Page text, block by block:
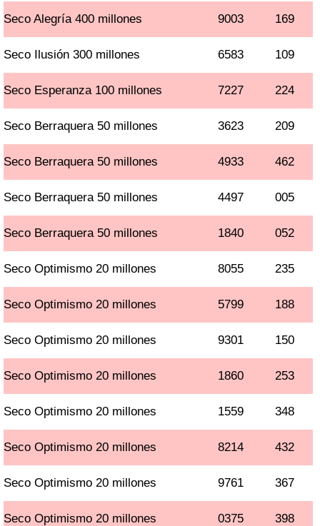
Seco Alegría 400 millones 9003 169
Seco Ilusión 300 millones 6583 109
Seco Esperanza 100 millones 7227 224
Seco Berraquera 50 millones 3623 209
Seco Berraquera 50 millones 4933 462
Seco Berraquera 50 millones 4497 005
Seco Berraquera 50 millones 1840 052
Seco Optimismo 20 millones 8055 235
Seco Optimismo 20 millones 5799 188
Seco Optimismo 20 millones 9301 150
Seco Optimismo 20 millones 1860 253
Seco Optimismo 20 millones 1559 348
Seco Optimismo 20 millones 8214 432
Seco Optimismo 20 millones 9761 367
Seco Optimismo 20 millones 0375 398